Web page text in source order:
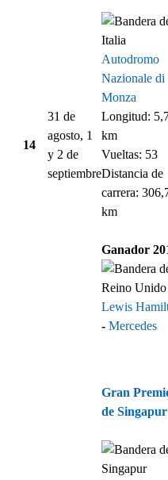
14
31 de
agosto, 1
y 2 de
septiembre
Autodromo
Nazionale di
Monza
Longitud:
km
Vueltas: 53
Distancia de
carrera:
km
Ganador
Lewis
- Mercedes
Gran
de Singapur